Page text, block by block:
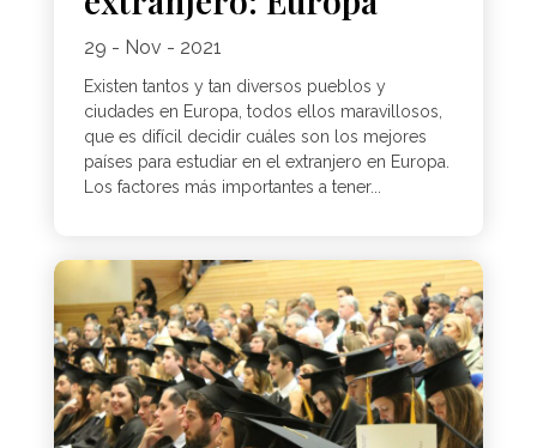
29 - Nov - 2021
Existen tantos y tan diversos pueblos y
ciudades en Europa, todos ellos maravillosos,
que es difícil decidir cuáles son los mejores
países para estudiar en el extranjero en Europa.
Los factores más importantes a tener...